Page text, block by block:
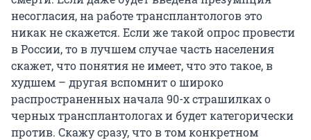
несогласия, на работе трансплантологов это
никак не скажется. Если же такой опрос провести
в России, то в лучшем случае часть населения
скажет, что понятия не имеет, что это такое, в
худшем – другая вспомнит о широко
распространенных начала 90-х страшилках о
черных трансплантологах и будет категорически
против. Скажу сразу, что в том конкретном